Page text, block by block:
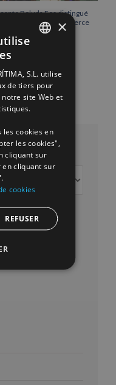
Boluda Fos distingué
la Chambre de commerce
06/2026
ENGLISH
FRENCH
×
S.L. utilise
de tiers pour
site Web et
les cookies en
les cookies",
cliquant sur
en cliquant sur
cookies
REFUSER